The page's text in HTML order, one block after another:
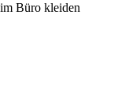
Büro kleiden